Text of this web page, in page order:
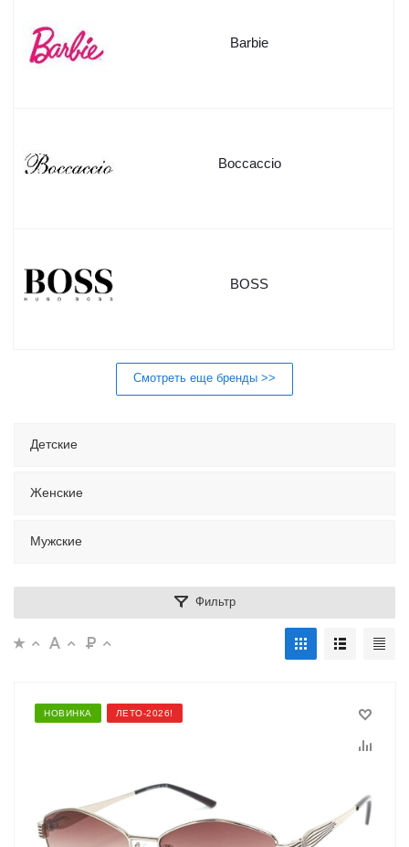
Barbie
Boccaccio
BOSS
Смотреть еще бренды >>
Детские
Женские
Мужские
Фильтр
НОВИНКА ЛЕТО-2026!